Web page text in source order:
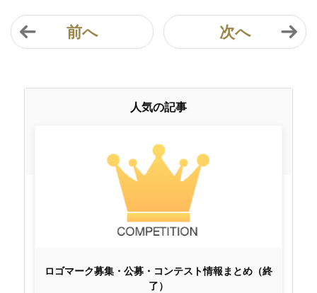
前へ 次へ
人気の記事
ロゴマーク募集・公募・コンテスト情報まとめ（終
了）